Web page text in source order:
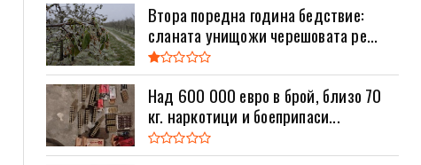
Втора поредна година бедствие:
сланата унищожи черешовата ре...
Над 600 000 евро в брой, близо 70
кг. наркотици и боеприпаси...